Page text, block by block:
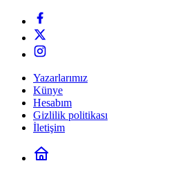
Yazarlarımız
Künye
Hesabım
Gizlilik politikası
İletişim